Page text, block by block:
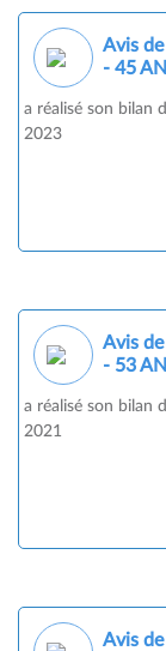
Avis
- 45
a réalisé son bilan
2023
Avis
- 53
a réalisé son bilan
2021
Avis